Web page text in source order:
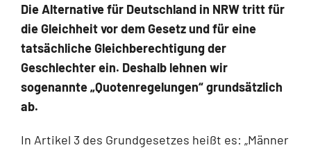
Die Alternative für Deutschland in NRW tritt für
die Gleichheit vor dem Gesetz und für eine
tatsächliche Gleichberechtigung der
Geschlechter ein. Deshalb lehnen wir
sogenannte „Quotenregelungen“ grundsätzlich
ab.
In Artikel 3 des Grundgesetzes heißt es: „Männer